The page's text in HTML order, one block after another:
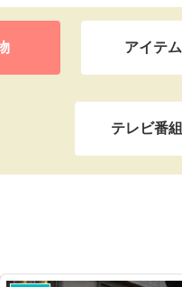
アイテム
テレビ番組